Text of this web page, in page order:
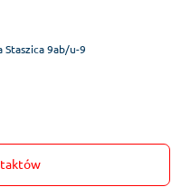
Staszica 9ab/u-9